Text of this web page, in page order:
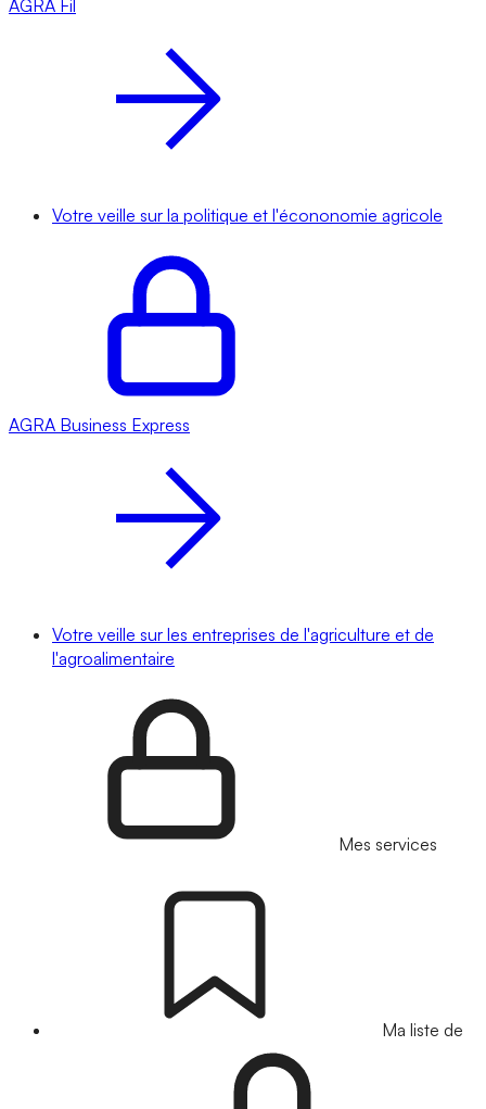
AGRA Fil
Votre veille sur la politique et l'écononomie agricole
AGRA Business Express
Votre veille sur les entreprises de l'agriculture et de
l'agroalimentaire
Mes services
Ma liste de